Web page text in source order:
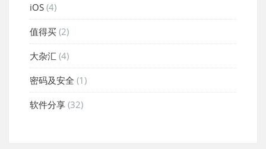
iOS (4)
值得买 (2)
大杂汇 (4)
密码及安全 (1)
软件分享 (32)